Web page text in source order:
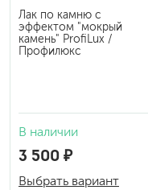
Лак по камню с
эффектом "мокрый
камень" ProfiLux /
Профилюкс
В наличии
3 500 ₽
Выбрать вариант